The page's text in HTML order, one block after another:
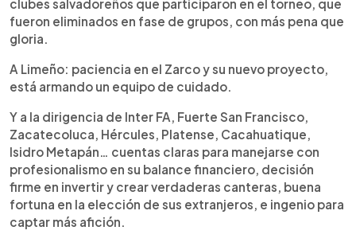
clubes salvadoreños que participaron en el torneo, que
fueron eliminados en fase de grupos, con más pena que
gloria.
A Limeño: paciencia en el Zarco y su nuevo proyecto,
está armando un equipo de cuidado.
Y a la dirigencia de Inter FA, Fuerte San Francisco,
Zacatecoluca, Hércules, Platense, Cacahuatique,
Isidro Metapán… cuentas claras para manejarse con
profesionalismo en su balance financiero, decisión
firme en invertir y crear verdaderas canteras, buena
fortuna en la elección de sus extranjeros, e ingenio para
captar más afición.